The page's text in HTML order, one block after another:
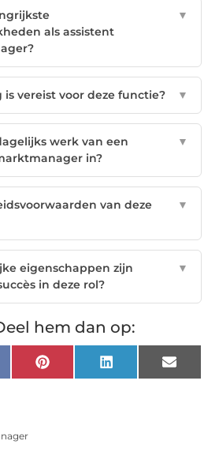
als assistent
▼
is vereist voor deze functie? ▼
werk van een
in?
▼
van deze
▼
eigenschappen zijn
in deze rol?
▼
hem dan op:
Pinterest LinkedIn Email